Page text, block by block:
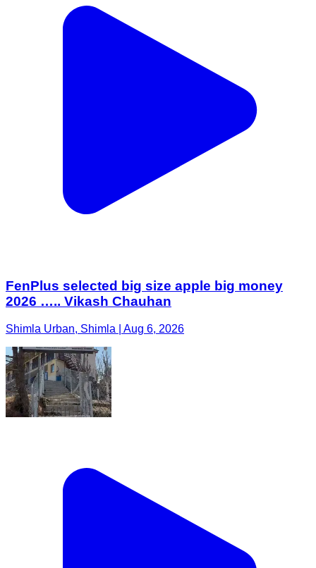
FenPlus selected big size apple big money
2026 ….. Vikash Chauhan
Shimla Urban, Shimla | Aug 6, 2026